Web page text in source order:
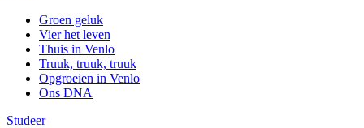
Groen geluk
Vier het leven
Thuis in Venlo
Truuk, truuk, truuk
Opgroeien in Venlo
Ons DNA
Studeer